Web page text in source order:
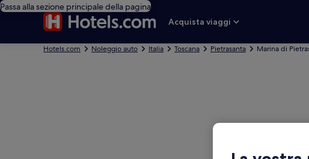
Passa alla sezione principale della pagina
Acquista viaggi
Hotels.com Noleggio auto Italia Toscana Pietrasanta Marina di